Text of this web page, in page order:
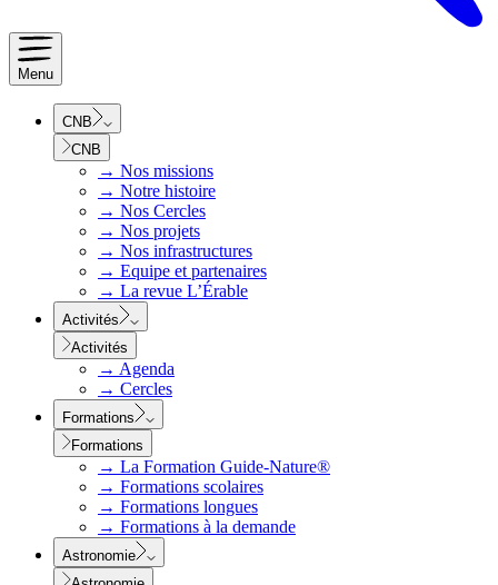
Menu
CNB
CNB
→ Nos missions
→ Notre histoire
→ Nos Cercles
→ Nos projets
→ Nos infrastructures
→ Equipe et partenaires
→ La revue L’Érable
Activités
Activités
→ Agenda
→ Cercles
Formations
Formations
→ La Formation Guide-Nature®
→ Formations scolaires
→ Formations longues
→ Formations à la demande
Astronomie